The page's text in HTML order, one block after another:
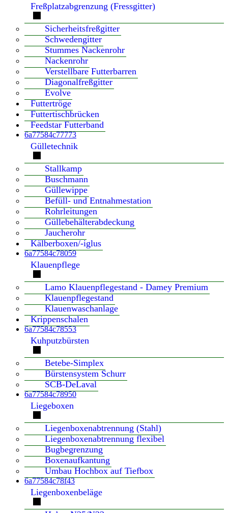
Freßplatzabgrenzung (Fressgitter)
Sicherheitsfreßgitter
Schwedengitter
Stummes Nackenrohr
Nackenrohr
Verstellbare Futterbarren
Diagonalfreßgitter
Evolve
Futtertröge
Futtertischbrücken
Feedstar Futterband
6a77584c77773
Gülletechnik
Stallkamp
Buschmann
Güllewippe
Befüll- und Entnahmestation
Rohrleitungen
Güllebehälterabdeckung
Jaucherohr
Kälberboxen/-iglus
6a77584c78059
Klauenpflege
Lamo Klauenpflegestand - Damey Premium
Klauenpflegestand
Klauenwaschanlage
Krippenschalen
6a77584c78553
Kuhputzbürsten
Betebe-Simplex
Bürstensystem Schurr
SCB-DeLaval
6a77584c78950
Liegeboxen
Liegenboxenabtrennung (Stahl)
Liegenboxenabtrennung flexibel
Bugbegrenzung
Boxenaufkantung
Umbau Hochbox auf Tiefbox
6a77584c78f43
Liegenboxenbeläge